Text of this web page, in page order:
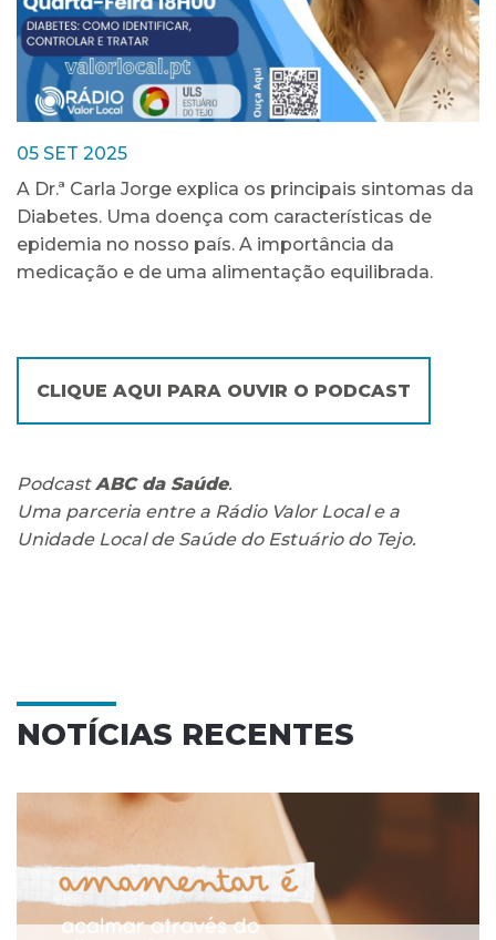
05 SET 2025
A Dr.ª Carla Jorge explica os principais sintomas da
Diabetes. Uma doença com características de
epidemia no nosso país. A importância da
medicação e de uma alimentação equilibrada.
CLIQUE AQUI PARA OUVIR O PODCAST
PodcastABC da Saúde.
Uma parceria entre a Rádio Valor Local e a
Unidade Local de Saúde do Estuário do Tejo.
NOTÍCIAS RECENTES